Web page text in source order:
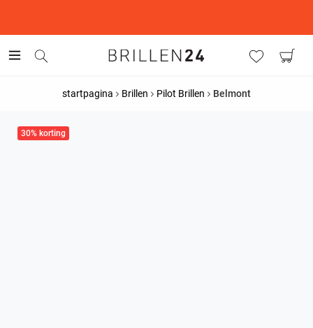
startpagina Brillen Pilot Brillen Belmont
30% korting